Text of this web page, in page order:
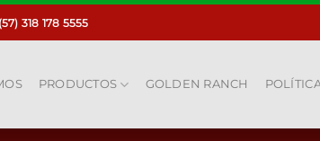
(57) 318 178 5555
PRODUCTOS GOLDEN RANCH